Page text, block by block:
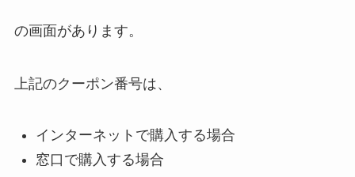
の画面があります。
上記のクーポン番号は、
インターネットで購入する場合
窓口で購入する場合